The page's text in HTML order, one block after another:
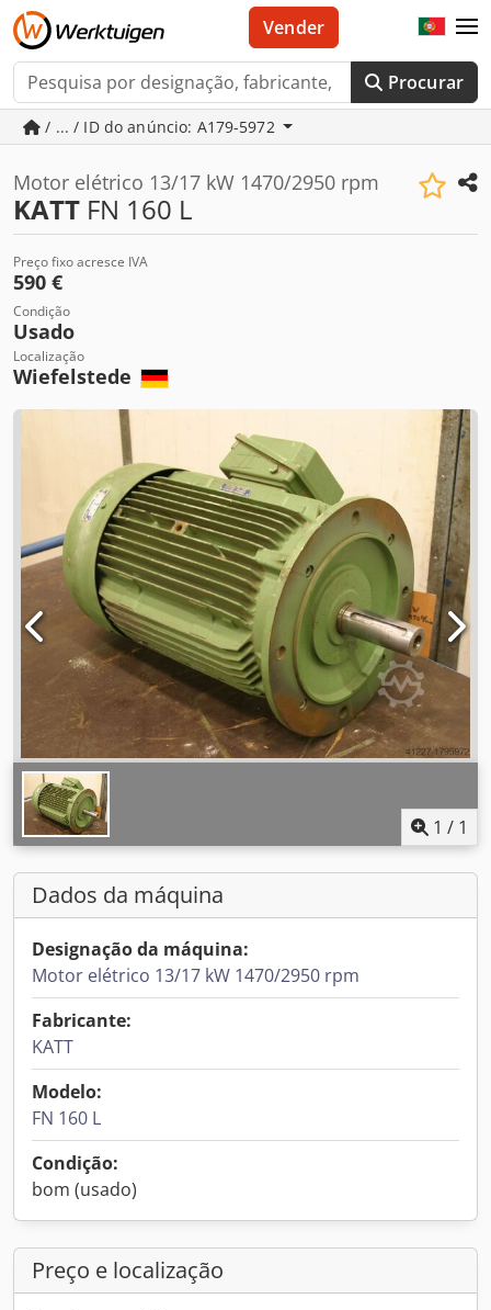
Procurar
Vender
/ ... / ID do anúncio: A179-5972
Motor elétrico 13/17 kW 1470/2950 rpm
KATT FN 160 L
Preço fixo acresce IVA
590 €
Condição
Usado
Localização
Wiefelstede
1 / 1
Dados da máquina
Designação da máquina:
Motor elétrico 13/17 kW 1470/2950 rpm
Fabricante:
KATT
Modelo:
FN 160 L
Condição:
bom (usado)
Preço e localização